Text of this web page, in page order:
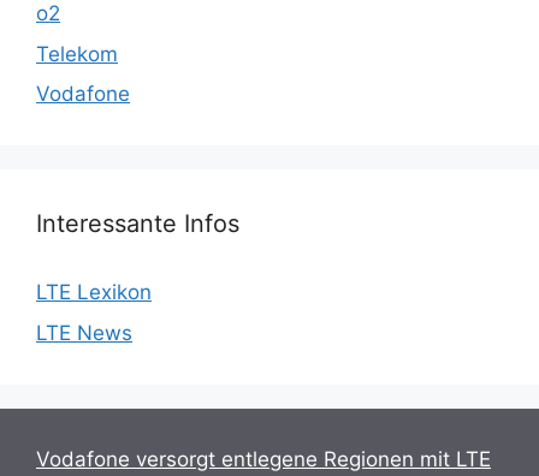
o2
Telekom
Vodafone
Interessante Infos
LTE Lexikon
LTE News
Vodafone versorgt entlegene Regionen mit LTE